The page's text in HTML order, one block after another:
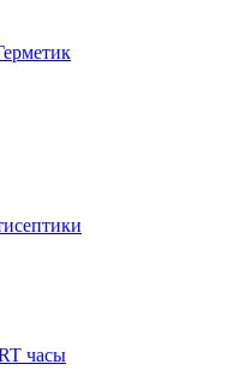
часы